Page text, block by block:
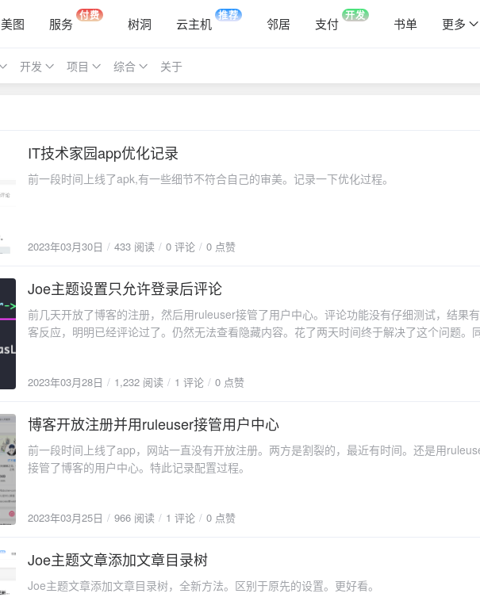
美图 服务 付费 树洞 云主机 推荐 邻居 支付 开发 书单 更多
开发 项目 综合 关于
2023-03-30
IT技术家园app优化记录
前一段时间上线了apk,有一些细节不符合自己的审美。记录一下优化过程。
2023年03月30日 433 阅读 0 评论 0 点赞
2023-03-28
Joe主题设置只允许登录后评论
前几天开放了博客的注册，然后用ruleuser接管了用户中心。评论功能没有仔细测试，结果
客反应，明明已经评论过了。仍然无法查看隐藏内容。花了两天时间终于解决了这个问题。
2023年03月28日 1,232 阅读 1 评论 0 点赞
2023-03-25
博客开放注册并用ruleuser接管用户中心
前一段时间上线了app，网站一直没有开放注册。两方是割裂的，最近有时间。还是用
接管了博客的用户中心。特此记录配置过程。
2023年03月25日 966 阅读 1 评论 0 点赞
2023-03-23
Joe主题文章添加文章目录树
Joe主题文章添加文章目录树，全新方法。区别于原先的设置。更好看。